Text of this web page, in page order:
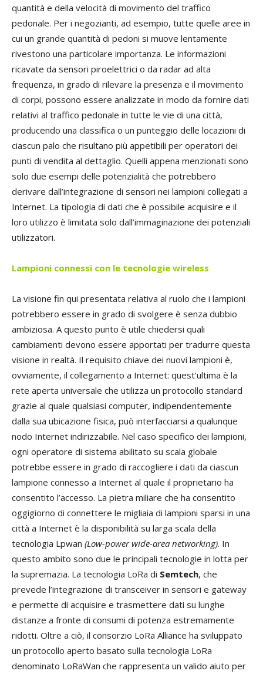
quantità e della velocità di movimento del traffico
pedonale. Per i negozianti, ad esempio, tutte quelle aree in
cui un grande quantità di pedoni si muove lentamente
rivestono una particolare importanza. Le informazioni
ricavate da sensori piroelettrici o da radar ad alta
frequenza, in grado di rilevare la presenza e il movimento
di corpi, possono essere analizzate in modo da fornire dati
relativi al traffico pedonale in tutte le vie di una città,
producendo una classifica o un punteggio delle locazioni di
ciascun palo che risultano più appetibili per operatori dei
punti di vendita al dettaglio. Quelli appena menzionati sono
solo due esempi delle potenzialità che potrebbero
derivare dall’integrazione di sensori nei lampioni collegati a
Internet. La tipologia di dati che è possibile acquisire e il
loro utilizzo è limitata solo dall’immaginazione dei potenziali
utilizzatori.
Lampioni connessi con le tecnologie wireless
La visione fin qui presentata relativa al ruolo che i lampioni
potrebbero essere in grado di svolgere è senza dubbio
ambiziosa. A questo punto è utile chiedersi quali
cambiamenti devono essere apportati per tradurre questa
visione in realtà. Il requisito chiave dei nuovi lampioni è,
ovviamente, il collegamento a Internet: quest’ultima è la
rete aperta universale che utilizza un protocollo standard
grazie al quale qualsiasi computer, indipendentemente
dalla sua ubicazione fisica, può interfacciarsi a qualunque
nodo Internet indirizzabile. Nel caso specifico dei lampioni,
ogni operatore di sistema abilitato su scala globale
potrebbe essere in grado di raccogliere i dati da ciascun
lampione connesso a Internet al quale il proprietario ha
consentito l’accesso. La pietra miliare che ha consentito
oggigiorno di connettere le migliaia di lampioni sparsi in una
città a Internet è la disponibilità su larga scala della
tecnologia Lpwan (Low-power wide-area networking). In
questo ambito sono due le principali tecnologie in lotta per
la supremazia. La tecnologia LoRa di Semtech, che
prevede l’integrazione di transceiver in sensori e gateway
e permette di acquisire e trasmettere dati su lunghe
distanze a fronte di consumi di potenza estremamente
ridotti. Oltre a ciò, il consorzio LoRa Alliance ha sviluppato
un protocollo aperto basato sulla tecnologia LoRa
denominato LoRaWan che rappresenta un valido aiuto per